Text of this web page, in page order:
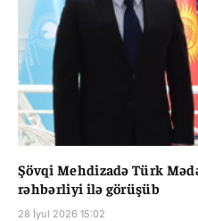
Şövqi Mehdizadə Türk
rəhbərliyi ilə görüşüb
28 İyul 2026 15:02